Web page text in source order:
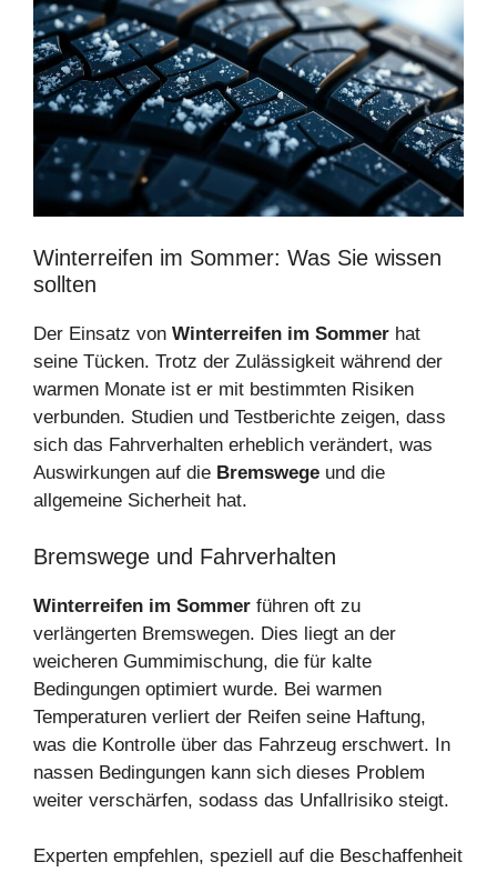
Winterreifen im Sommer: Was Sie wissen
sollten
Der Einsatz von Winterreifen im Sommer hat
seine Tücken. Trotz der Zulässigkeit während der
warmen Monate ist er mit bestimmten Risiken
verbunden. Studien und Testberichte zeigen, dass
sich das Fahrverhalten erheblich verändert, was
Auswirkungen auf die Bremswege und die
allgemeine Sicherheit hat.
Bremswege und Fahrverhalten
Winterreifen im Sommer führen oft zu
verlängerten Bremswegen. Dies liegt an der
weicheren Gummimischung, die für kalte
Bedingungen optimiert wurde. Bei warmen
Temperaturen verliert der Reifen seine Haftung,
was die Kontrolle über das Fahrzeug erschwert. In
nassen Bedingungen kann sich dieses Problem
weiter verschärfen, sodass das Unfallrisiko steigt.
Experten empfehlen, speziell auf die Beschaffenheit